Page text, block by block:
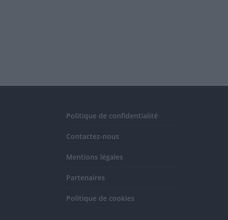
Politique de confidentialité
Contactez-nous
Mentions légales
Partenaires
Politique de cookies